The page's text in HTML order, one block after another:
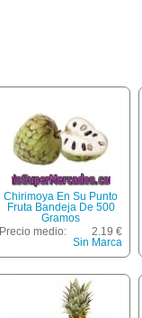
Chirimoya En Su Punto
Fruta Bandeja De 500
Gramos
Precio medio:
2.19 €
Sin Marca